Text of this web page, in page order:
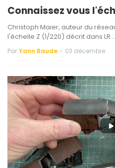
Connaissez vous
Christoph Maier, auteur du
l'échelle Z (1/220) décrit dans LR
Par Yann Baude - 03 décembre